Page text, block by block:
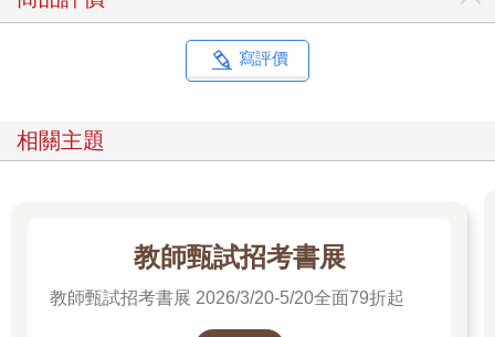
寫評價
相關主題
教師甄試招考書展
教師甄試招考書展 2026/3/20-5/20全面79折起